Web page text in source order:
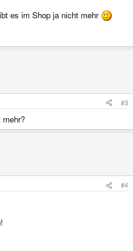
es im Shop ja nicht mehr
#3
mehr?
#4